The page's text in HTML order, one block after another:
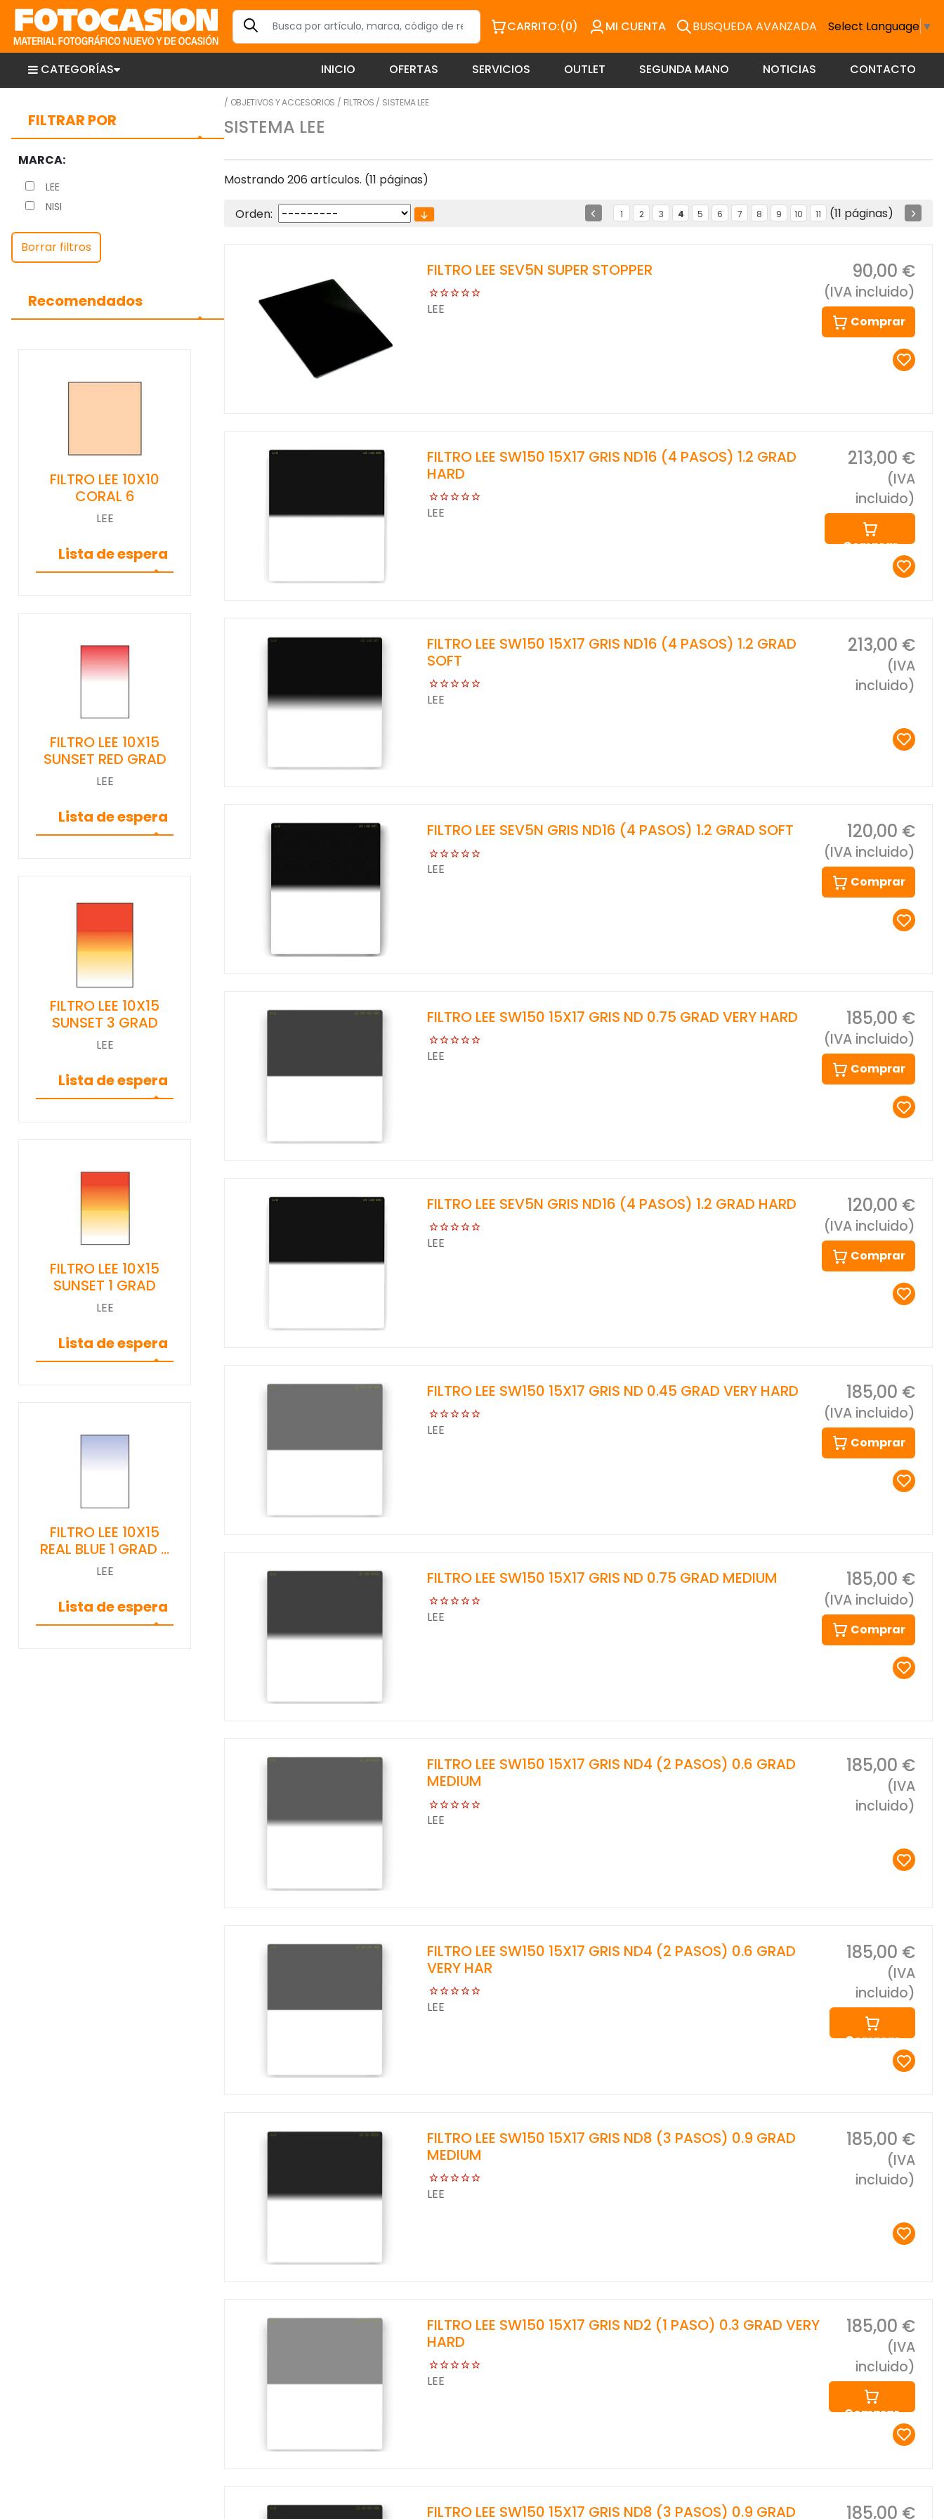
CARRITO:(0) MI CUENTA BUSQUEDA AVANZADA Select Language ▼
CATEGORÍAS INICIO OFERTAS SERVICIOS OUTLET SEGUNDA MANO NOTICIAS CONTACTO
FILTRAR POR
MARCA:
LEE
NISI
Borrar filtros
Recomendados
FILTRO LEE 10X10
CORAL 6
LEE
Lista de espera
FILTRO LEE 10X15
SUNSET RED GRAD
LEE
Lista de espera
FILTRO LEE 10X15
SUNSET 3 GRAD
LEE
Lista de espera
FILTRO LEE 10X15
SUNSET 1 GRAD
LEE
Lista de espera
FILTRO LEE 10X15
REAL BLUE 1 GRAD …
LEE
Lista de espera
/ OBJETIVOS Y ACCESORIOS / FILTROS / SISTEMA LEE
SISTEMA LEE
Mostrando 206 artículos. (11 páginas)
Orden: 1 2 3 4 5 6 7 8 9 10 11 (11 páginas)
FILTRO LEE SEV5N SUPER STOPPER
LEE
90,00 €
(IVA incluido)
Comprar
FILTRO LEE SW150 15X17 GRIS ND16 (4 PASOS) 1.2 GRAD
HARD
LEE
213,00 €
(IVA
incluido)
Comprar
FILTRO LEE SW150 15X17 GRIS ND16 (4 PASOS) 1.2 GRAD
SOFT
LEE
213,00 €
(IVA
incluido)
FILTRO LEE SEV5N GRIS ND16 (4 PASOS) 1.2 GRAD SOFT
LEE
120,00 €
(IVA incluido)
Comprar
FILTRO LEE SW150 15X17 GRIS ND 0.75 GRAD VERY HARD
LEE
185,00 €
(IVA incluido)
Comprar
FILTRO LEE SEV5N GRIS ND16 (4 PASOS) 1.2 GRAD HARD
LEE
120,00 €
(IVA incluido)
Comprar
FILTRO LEE SW150 15X17 GRIS ND 0.45 GRAD VERY HARD
LEE
185,00 €
(IVA incluido)
Comprar
FILTRO LEE SW150 15X17 GRIS ND 0.75 GRAD MEDIUM
LEE
185,00 €
(IVA incluido)
Comprar
FILTRO LEE SW150 15X17 GRIS ND4 (2 PASOS) 0.6 GRAD
MEDIUM
LEE
185,00 €
(IVA
incluido)
FILTRO LEE SW150 15X17 GRIS ND4 (2 PASOS) 0.6 GRAD
VERY HAR
LEE
185,00 €
(IVA
incluido)
Comprar
FILTRO LEE SW150 15X17 GRIS ND8 (3 PASOS) 0.9 GRAD
MEDIUM
LEE
185,00 €
(IVA
incluido)
FILTRO LEE SW150 15X17 GRIS ND2 (1 PASO) 0.3 GRAD VERY
HARD
LEE
185,00 €
(IVA
incluido)
Comprar
FILTRO LEE SW150 15X17 GRIS ND8 (3 PASOS) 0.9 GRAD
185,00 €